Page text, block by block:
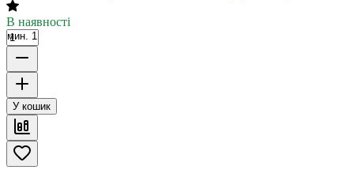
В наявності
мин. 1
У кошик